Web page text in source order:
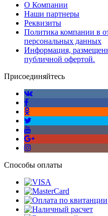
О Компании
Наши партнеры
Реквизиты
Политика компании в
персональных данных
Информация,
публичной офертой.
Присоединяйтесь
Способы оплаты